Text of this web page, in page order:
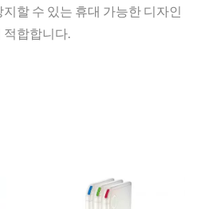
할 수 있는 휴대 가능한 디자인
합합니다.